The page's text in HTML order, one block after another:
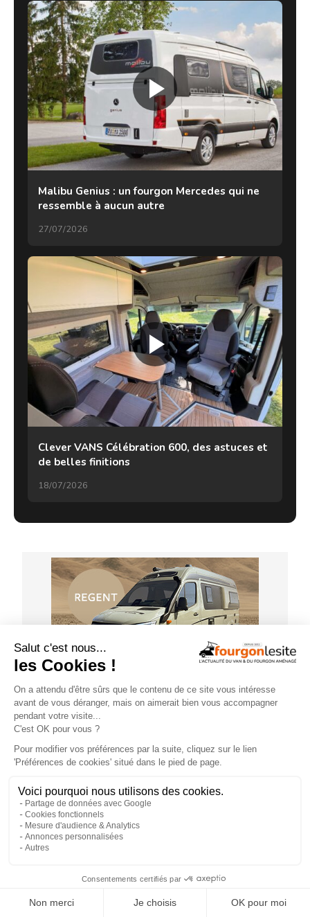
Malibu Genius : un fourgon Mercedes qui ne
ressemble à aucun autre
27/07/2026
Clever VANS Célébration 600, des astuces et
de belles finitions
18/07/2026
GUIDE D'ACHAT